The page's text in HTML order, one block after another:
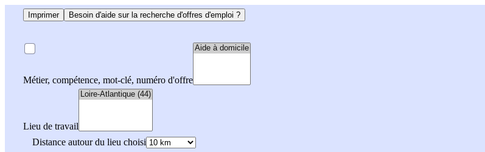
Imprimer Besoin d'aide sur la recherche d'offres d'emploi ?
Métier, compétence, mot-clé, numéro d'offre
Lieu de travail
Distance autour du lieu choisi